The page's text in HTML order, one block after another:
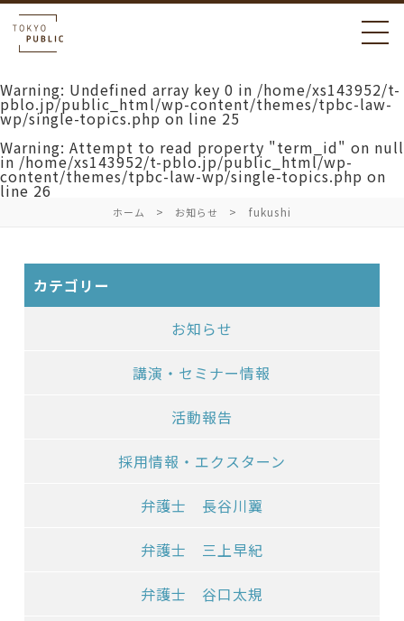
Warning: Undefined array key 0 in /home/xs143952/t-
pblo.jp/public_html/wp-content/themes/tpbc-law-
wp/single-topics.php on line 25
Warning: Attempt to read property "term_id" on null
in /home/xs143952/t-pblo.jp/public_html/wp-
content/themes/tpbc-law-wp/single-topics.php on
line 26
ホーム お知らせ fukushi
カテゴリー
お知らせ
講演・セミナー情報
活動報告
採用情報・エクスターン
弁護士 長谷川翼
弁護士 三上早紀
弁護士 谷口太規